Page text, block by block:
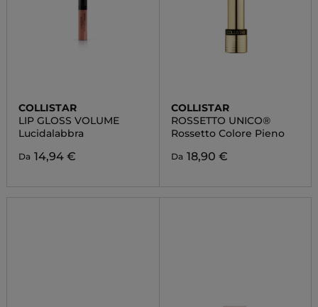
COLLISTAR
LIP GLOSS VOLUME
Lucidalabbra
Da 14,94 €
COLLISTAR
ROSSETTO UNICO®
Rossetto Colore Pieno
Da 18,90 €